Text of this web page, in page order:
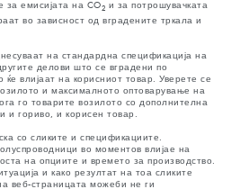
за емисијата на CO2 и за потрошувачката
во зависност од вградените тркала и
на стандардна спецификација на
делови што се вградени по
ќе влијаат на корисниот товар. Уверете се
и максималното оптоварување на
го товарите возилото со дополнителна
и гориво, и корисен товар.
со сликите и спецификациите.
во моментов влијае на
на опциите и времето за производство.
и како резултат на тоа сликите
веб-страницата можеби не ги